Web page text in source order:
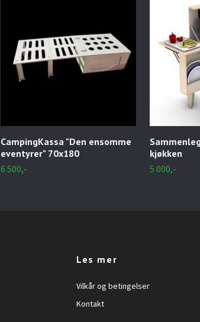
CampingKassa "Den ensomme
eventyrer" 70x180
6 500,-
kjøkken
5 000,-
Les mer
Vilkår og betingelser
Kontakt